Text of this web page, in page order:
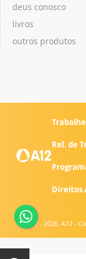
deus conosco
livros
outros produtos
Rel. de
Direitos
© 2007 - 2026. A12 -